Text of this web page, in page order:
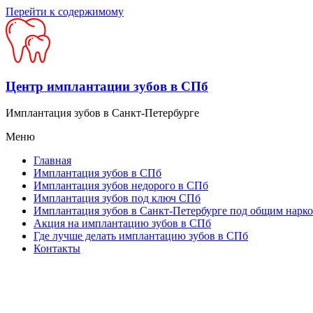
Перейти к содержимому
Центр имплантации зубов в СПб
Имплантация зубов в Санкт-Петербурге
Меню
Главная
Имплантация зубов в СПб
Имплантация зубов недорого в СПб
Имплантация зубов под ключ СПб
Имплантация зубов в Санкт-Петербурге под общим
Акция на имплантацию зубов в СПб
Где лучше делать имплантацию зубов в СПб
Контакты